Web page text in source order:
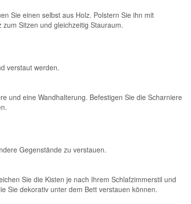
Sie einen selbst aus Holz. Polstern Sie ihn mit
Sitzen und gleichzeitig Stauraum.
verstaut werden.
und eine Wandhalterung. Befestigen Sie die Scharniere
Gegenstände zu verstauen.
Sie die Kisten je nach Ihrem Schlafzimmerstil und
Sie dekorativ unter dem Bett verstauen können.